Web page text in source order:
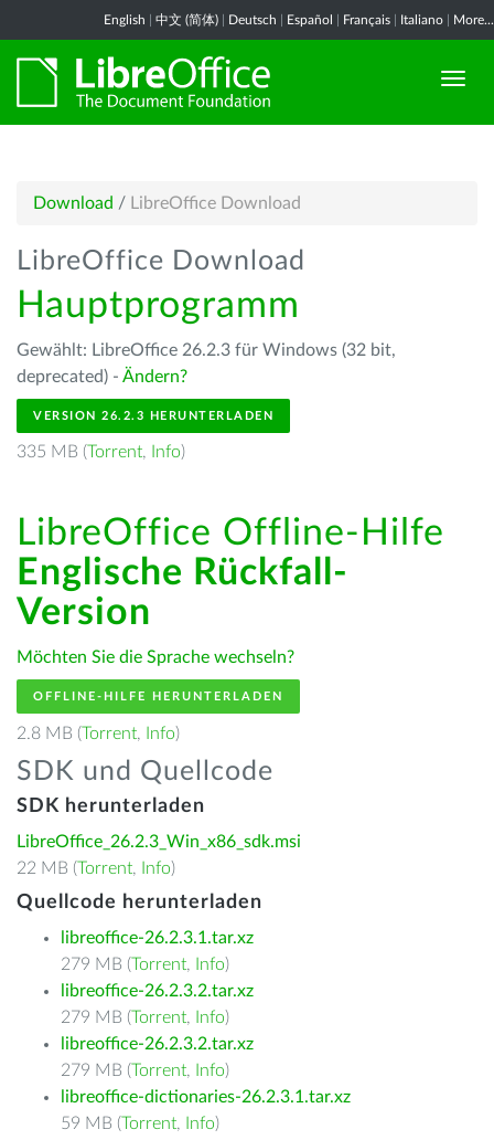
English 中文 (简体) Deutsch Español Français Italiano More...
Download / LibreOffice Download
LibreOffice Download
Hauptprogramm
Gewählt: LibreOffice 26.2.3 für Windows (32 bit,
deprecated) - Ändern?
VERSION 26.2.3 HERUNTERLADEN
335 MB (Torrent, Info)
LibreOffice Offline-Hilfe
Englische Rückfall-
Version
Möchten Sie die Sprache wechseln?
OFFLINE-HILFE HERUNTERLADEN
2.8 MB (Torrent, Info)
SDK und Quellcode
SDK herunterladen
LibreOffice_26.2.3_Win_x86_sdk.msi
22 MB (Torrent, Info)
Quellcode herunterladen
libreoffice-26.2.3.1.tar.xz
279 MB (Torrent, Info)
libreoffice-26.2.3.2.tar.xz
279 MB (Torrent, Info)
libreoffice-26.2.3.2.tar.xz
279 MB (Torrent, Info)
libreoffice-dictionaries-26.2.3.1.tar.xz
59 MB (Torrent, Info)